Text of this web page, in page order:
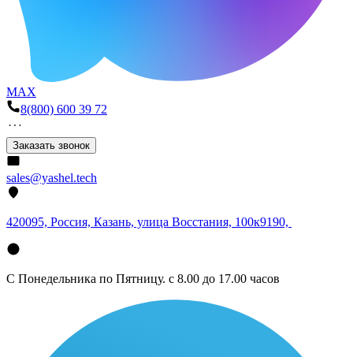
MAX
8(800) 600 39 72
Заказать звонок
sales@yashel.tech
420095, Россия, Казань, улица Восстания, 100к9190,
С Понедельника по Пятницу. с 8.00 до 17.00 часов